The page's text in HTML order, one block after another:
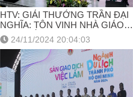
HTV: GIẢI THƯỞNG TRẦN ĐẠI
NGHĨA: TÔN VINH NHÀ GIÁO
XUẤT SẮC TRONG GIÁO DỤC
NGHỀ NGHIỆP
24/11/2024 20:04:03